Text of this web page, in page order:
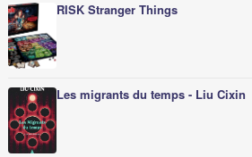
RISK Stranger Things
Les migrants du temps - Liu Cixin